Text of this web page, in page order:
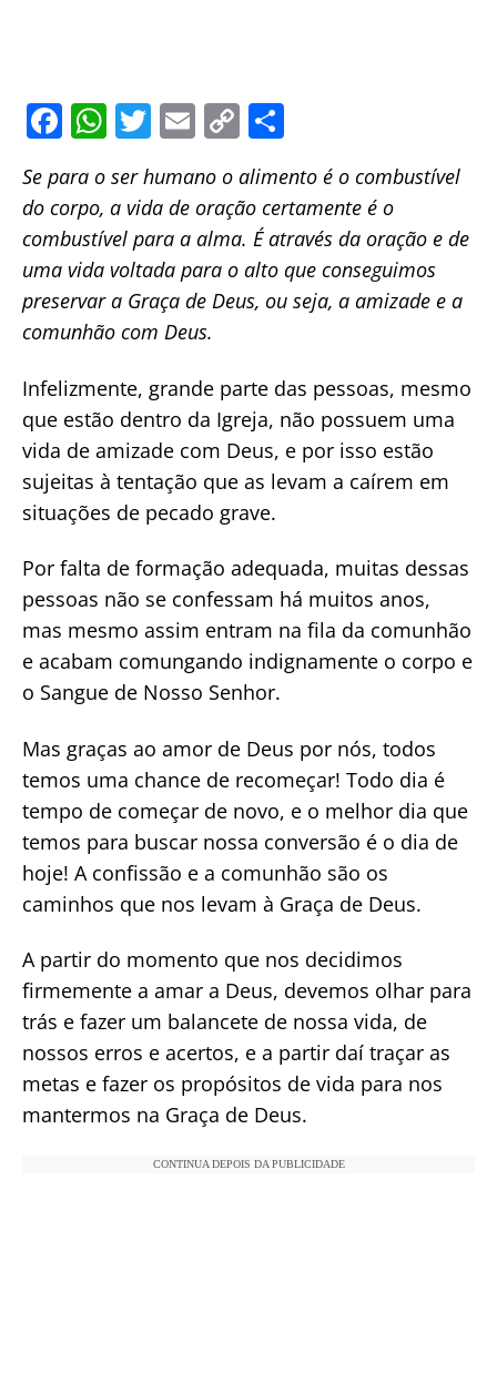
F
c
e
b
o
o
k
W
at
s
A
p
p
T
itt
er
E
ai
l
C
o
p
y
Li
n
ar
e
Se para o ser humano o alimento é o combustível
do corpo, a vida de oração certamente é o
combustível para a alma. É através da oração e de
uma vida voltada para o alto que conseguimos
preservar a Graça de Deus, ou seja, a amizade e a
comunhão com Deus.
Infelizmente, grande parte das pessoas, mesmo
que estão dentro da Igreja, não possuem uma
vida de amizade com Deus, e por isso estão
sujeitas à tentação que as levam a caírem em
situações de pecado grave.
Por falta de formação adequada, muitas dessas
pessoas não se confessam há muitos anos,
mas mesmo assim entram na fila da comunhão
e acabam comungando indignamente o corpo e
o Sangue de Nosso Senhor.
Mas graças ao amor de Deus por nós, todos
temos uma chance de recomeçar! Todo dia é
tempo de começar de novo, e o melhor dia que
temos para buscar nossa conversão é o dia de
hoje! A confissão e a comunhão são os
caminhos que nos levam à Graça de Deus.
A partir do momento que nos decidimos
firmemente a amar a Deus, devemos olhar para
trás e fazer um balancete de nossa vida, de
nossos erros e acertos, e a partir daí traçar as
metas e fazer os propósitos de vida para nos
mantermos na Graça de Deus.
CONTINUA DEPOIS DA PUBLICIDADE